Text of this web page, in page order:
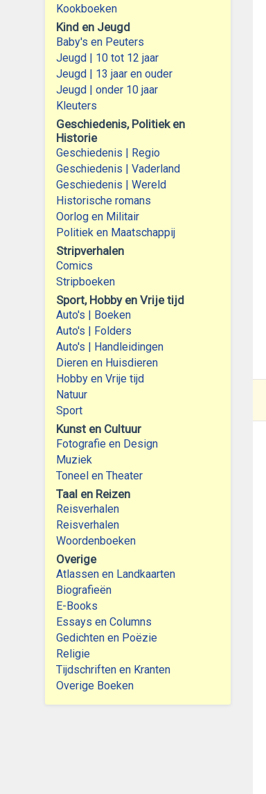
Kookboeken
Kind en Jeugd
Baby's en Peuters
Jeugd | 10 tot 12 jaar
Jeugd | 13 jaar en ouder
Jeugd | onder 10 jaar
Kleuters
Geschiedenis, Politiek en
Historie
Geschiedenis | Regio
Geschiedenis | Vaderland
Geschiedenis | Wereld
Historische romans
Oorlog en Militair
Politiek en Maatschappij
Stripverhalen
Comics
Stripboeken
Sport, Hobby en Vrije tijd
Auto's | Boeken
Auto's | Folders
Auto's | Handleidingen
Dieren en Huisdieren
Hobby en Vrije tijd
Natuur
Sport
Kunst en Cultuur
Fotografie en Design
Muziek
Toneel en Theater
Taal en Reizen
Reisverhalen
Reisverhalen
Woordenboeken
Overige
Atlassen en Landkaarten
Biografieën
E-Books
Essays en Columns
Gedichten en Poëzie
Religie
Tijdschriften en Kranten
Overige Boeken